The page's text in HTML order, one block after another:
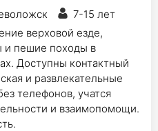
7-15 лет
верховой езде,
и пешие походы в
Доступны контактный
и развлекательные
телефонов, учатся
и взаимопомощи.